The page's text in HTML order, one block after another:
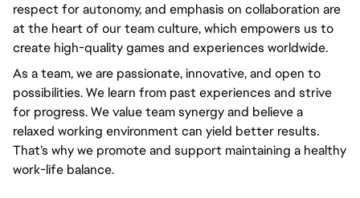
respect for autonomy, and emphasis on collaboration are
at the heart of our team culture, which empowers us to
create high-quality games and experiences worldwide.
As a team, we are passionate, innovative, and open to
possibilities. We learn from past experiences and strive
for progress. We value team synergy and believe a
relaxed working environment can yield better results.
That’s why we promote and support maintaining a healthy
work-life balance.